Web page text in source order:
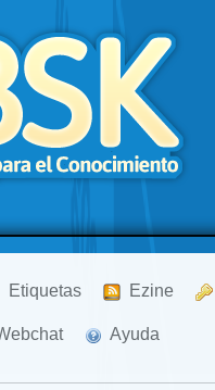
Etiquetas Ezine
Ayuda